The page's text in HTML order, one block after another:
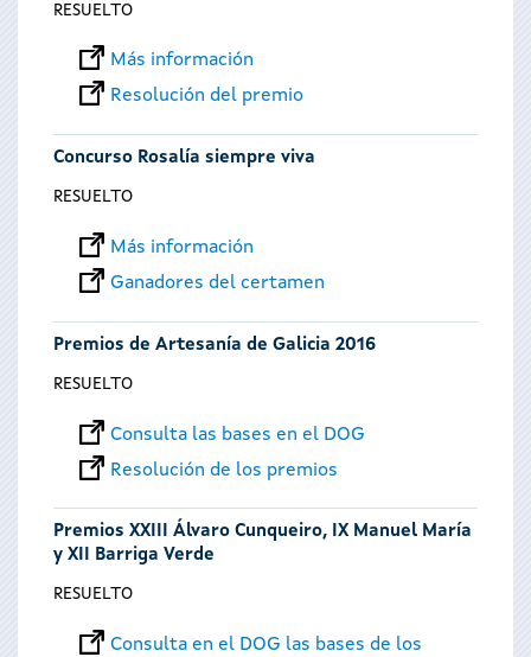
RESUELTO
Más información
Resolución del premio
Concurso Rosalía siempre viva
RESUELTO
Más información
Ganadores del certamen
Premios de Artesanía de Galicia 2016
RESUELTO
Consulta las bases en el DOG
Resolución de los premios
Premios XXIII Álvaro Cunqueiro, IX Manuel María
y XII Barriga Verde
RESUELTO
Consulta en el DOG las bases de los